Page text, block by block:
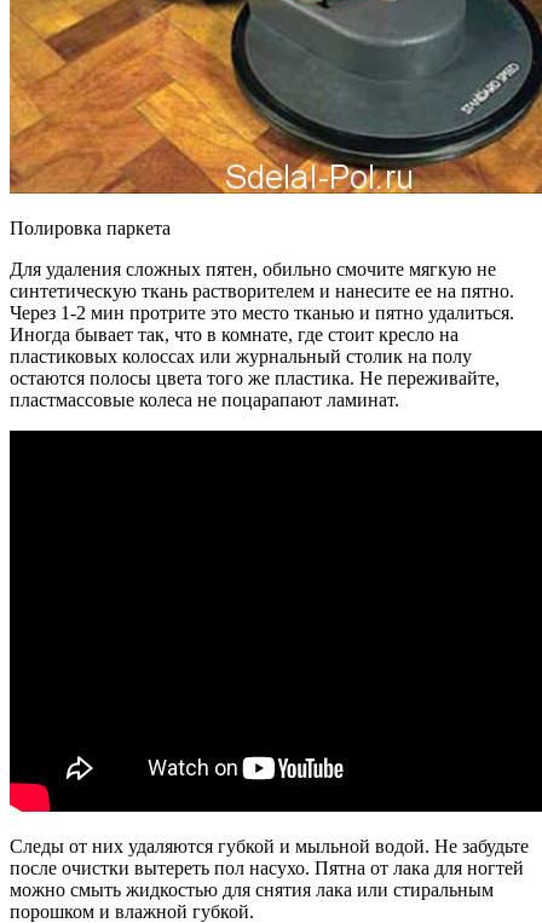
Полировка паркета
Для удаления сложных пятен, обильно смочите мягкую не
синтетическую ткань растворителем и нанесите ее на пятно.
Через 1-2 мин протрите это место тканью и пятно удалиться.
Иногда бывает так, что в комнате, где стоит кресло на
пластиковых колоссах или журнальный столик на полу
остаются полосы цвета того же пластика. Не переживайте,
пластмассовые колеса не поцарапают ламинат.
Следы от них удаляются губкой и мыльной водой. Не забудьте
после очистки вытереть пол насухо. Пятна от лака для ногтей
можно смыть жидкостью для снятия лака или стиральным
порошком и влажной губкой.